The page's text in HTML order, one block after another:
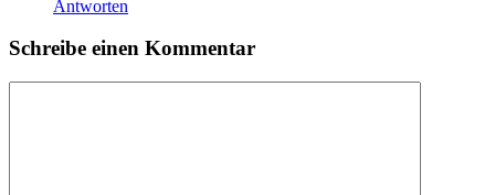
Antworten
Schreibe einen Kommentar